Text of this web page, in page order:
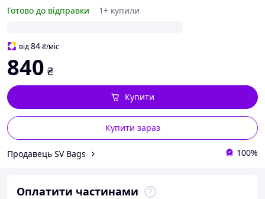
Готово до відправки
1+ купили
від84₴/міс
840 ₴
Купити зараз
Купити
Продавець SV Bags 100%
Оплатити частинами